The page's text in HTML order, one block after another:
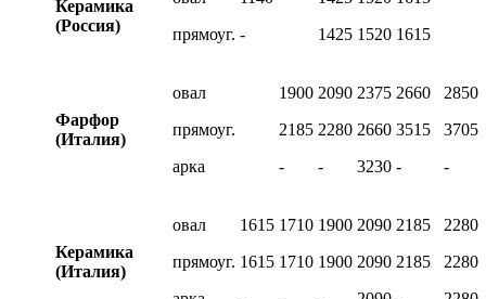
Керамика
(Россия)
прямоуг. -
1425 1520 1615
Фарфор
(Италия)
овал
прямоуг.
арка
1900
2185
-
2090
2280
-
2375
2660
3230
2660
3515
-
2850
3705
-
Керамика
(Италия)
овал
прямоуг.
1615
1615
1710
1710
1900
1900
2090
2090
2185
2185
2280
2280